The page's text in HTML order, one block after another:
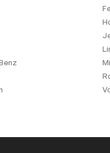
glace
de pluie
Résiduelle du